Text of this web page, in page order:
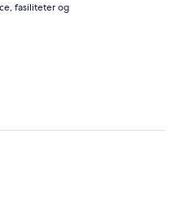
fasiliteter og